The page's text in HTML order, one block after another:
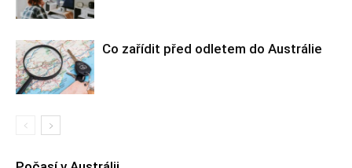
Co zařídit před odletem do Austrálie